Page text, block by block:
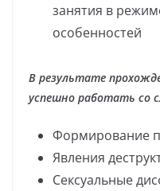
занятия в
особенностей
В результате
успешно работать со
Формирование
Явления
Сексуальные